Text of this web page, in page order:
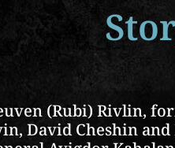
(Rubi) Rivlin,
David Cheshin